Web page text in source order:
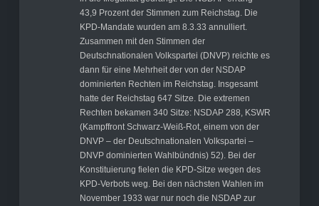
43,9 Prozent der Stimmen zum Reichstag. Die
KPD-Mandate wurden am 8.3.33 annulliert.
Zusammen mit den Stimmen der
Deutschnationalen Volkspartei (DNVP) reichte es
dann für eine Mehrheit der von der NSDAP
dominierten Rechten im Reichstag. Insgesamt
hatte der Reichstag 647 Sitze. Die extremen
Rechten bekamen 340 Sitze: NSDAP 288, KSWR
(Kampffront Schwarz-Weiß-Rot, einem von der
DNVP – der Deutschnationalen Volkspartei –
DNVP dominierten Wahlbündnis) 52). Bei der
Konstituierung fielen die KPD-Sitze wegen des
KPD-Verbots weg. Bei den nächsten Wahlen im
November 1933 war nur noch die NSDAP zur